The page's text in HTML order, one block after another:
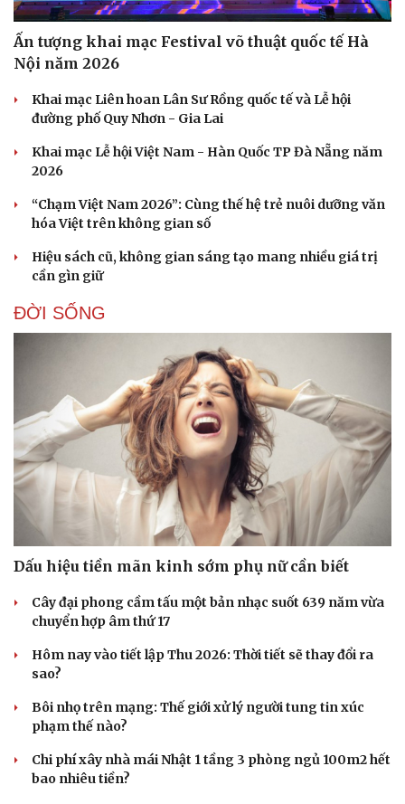
Doanh nghiệp
Thông tin doanh nghiệp
Doanh nghiệp 24h
Doanh nhân
Vì cộng đồng
Công nghệ
Tin Công nghệ
Trải nghiệm
Ấn tượng khai mạc Festival võ thuật quốc tế Hà
Nội năm 2026
Khai mạc Liên hoan Lân Sư Rồng quốc tế và Lễ hội
đường phố Quy Nhơn - Gia Lai
Khai mạc Lễ hội Việt Nam - Hàn Quốc TP Đà Nẵng năm
2026
“Chạm Việt Nam 2026”: Cùng thế hệ trẻ nuôi dưỡng văn
hóa Việt trên không gian số
Hiệu sách cũ, không gian sáng tạo mang nhiều giá trị
cần gìn giữ
ĐỜI SỐNG
Dấu hiệu tiền mãn kinh sớm phụ nữ cần biết
Cây đại phong cầm tấu một bản nhạc suốt 639 năm vừa
chuyển hợp âm thứ 17
Hôm nay vào tiết lập Thu 2026: Thời tiết sẽ thay đổi ra
sao?
Bôi nhọ trên mạng: Thế giới xử lý người tung tin xúc
phạm thế nào?
Chi phí xây nhà mái Nhật 1 tầng 3 phòng ngủ 100m2 hết
bao nhiêu tiền?